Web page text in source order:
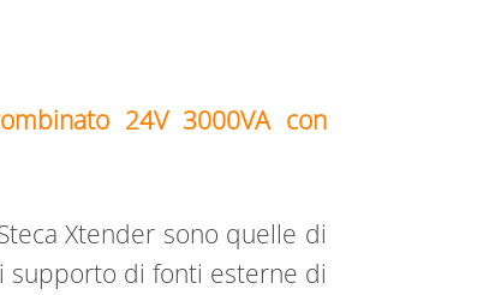
24V 3000VA con
Xtender sono quelle di
supporto di fonti esterne di